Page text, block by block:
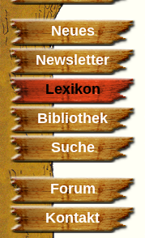
Neues
Newsletter
Lexikon
Bibliothek
Suche
Forum
Kontakt